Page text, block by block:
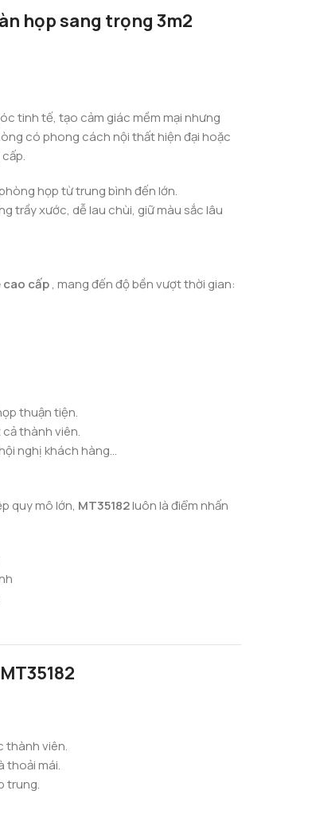
họp sang trọng 3m2
tinh tế, tạo cảm giác mềm mại nhưng
có phong cách nội thất hiện đại hoặc
họp từ trung bình đến lớn.
trầy xước, dễ lau chùi, giữ màu sắc lâu
cao cấp, mang đến độ bền vượt thời gian:
thuận tiện.
thành viên.
nghị khách hàng…
quy mô lớn, MT35182luôn là điểm nhấn
thành viên.
thoải mái.
trung.